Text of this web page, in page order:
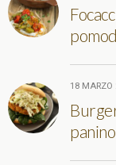
18 MARZO
panino